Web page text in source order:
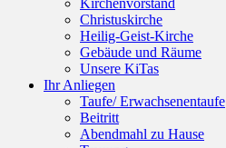
Kirchenvorstand
Christuskirche
Heilig-Geist-Kirche
Gebäude und Räume
Unsere KiTas
Ihr Anliegen
Taufe/ Erwachsenentaufe
Beitritt
Abendmahl zu Hause